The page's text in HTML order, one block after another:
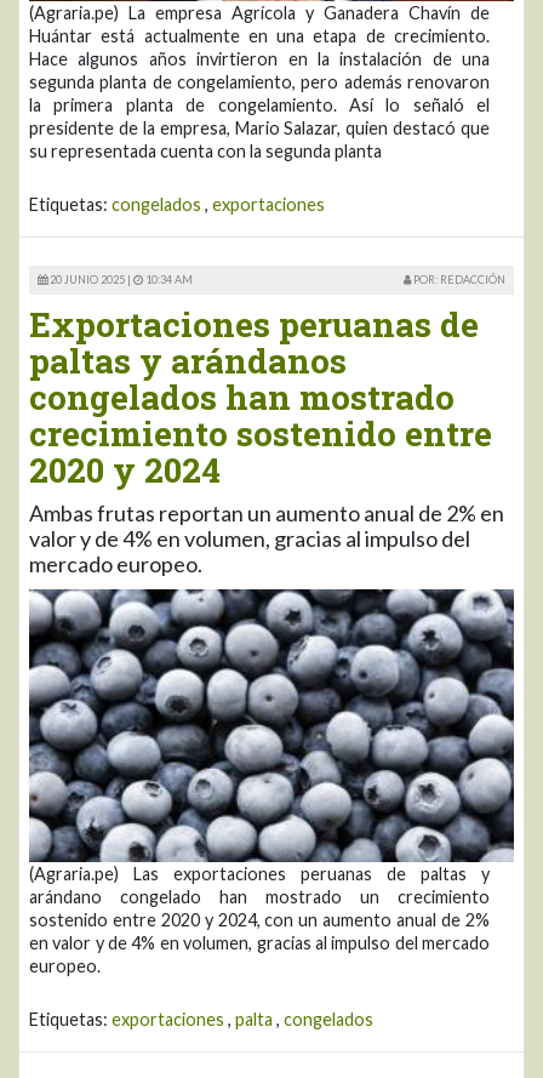
(Agraria.pe) La empresa Agrícola y Ganadera Chavín de
Huántar está actualmente en una etapa de crecimiento.
Hace algunos años invirtieron en la instalación de una
segunda planta de congelamiento, pero además renovaron
la primera planta de congelamiento. Así lo señaló el
presidente de la empresa, Mario Salazar, quien destacó que
su representada cuenta con la segunda planta
Etiquetas: congelados , exportaciones
20 JUNIO 2025 | 10:34 AM POR: REDACCIÓN
Exportaciones peruanas de
paltas y arándanos
congelados han mostrado
crecimiento sostenido entre
2020 y 2024
Ambas frutas reportan un aumento anual de 2% en
valor y de 4% en volumen, gracias al impulso del
mercado europeo.
(Agraria.pe) Las exportaciones peruanas de paltas y
arándano congelado han mostrado un crecimiento
sostenido entre 2020 y 2024, con un aumento anual de 2%
en valor y de 4% en volumen, gracias al impulso del mercado
europeo.
Etiquetas: exportaciones , palta , congelados